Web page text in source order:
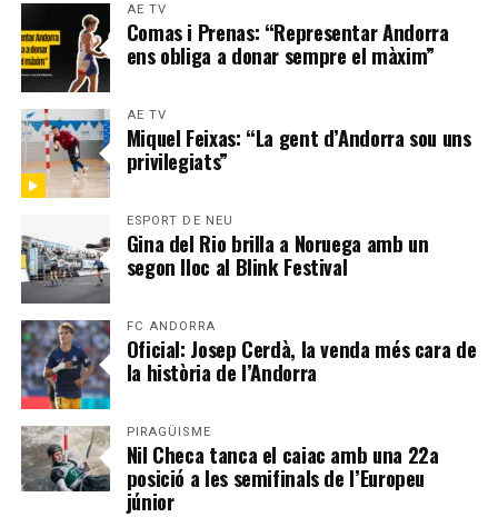
AE TV
Comas i Prenas: “Representar Andorra
ens obliga a donar sempre el màxim”
AE TV
Miquel Feixas: “La gent d’Andorra sou uns
privilegiats”
ESPORT DE NEU
Gina del Rio brilla a Noruega amb un
segon lloc al Blink Festival
FC ANDORRA
Oficial: Josep Cerdà, la venda més cara de
la història de l’Andorra
PIRAGÜISME
Nil Checa tanca el caiac amb una 22a
posició a les semifinals de l’Europeu
júnior